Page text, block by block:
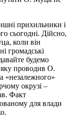
прихильники і
сьогодні. Дійсно,
коли він
громадські
будемо
проводив О.
«незалежного»
окрузі –
Факт
для влади